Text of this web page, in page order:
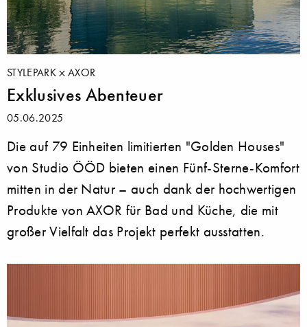
STYLEPARK AXOR
Exklusives Abenteuer
05.06.2025
Die auf 79 Einheiten limitierten "Golden Houses"
von Studio ÖÖD bieten einen Fünf-Sterne-Komfort
mitten in der Natur – auch dank der hochwertigen
Produkte von AXOR für Bad und Küche, die mit
großer Vielfalt das Projekt perfekt ausstatten.